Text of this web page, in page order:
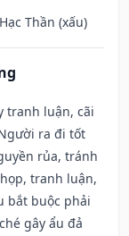
Thần (xấu)
tranh luận, cãi
ra đi tốt
rủa, tránh
tranh luận,
bắt buộc phải
gây ẩu đả